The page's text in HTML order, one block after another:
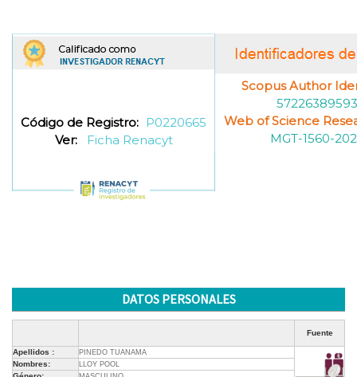
Código de Registro: P0220665
Ver:
Ficha Renacyt
Scopus Author
57226389593
Web of Science
MGT-1560-
DATOS PERSONALES
Fuente
Apellidos : PINEDO TUANAMA
Nombres: LLOY POOL